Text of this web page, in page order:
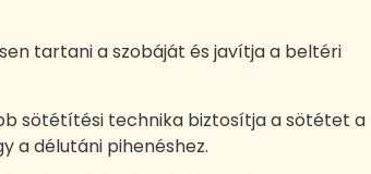
tartani a szobáját és javítja a beltéri
sötétítési technika biztosítja a sötétet a
a délutáni pihenéshez.